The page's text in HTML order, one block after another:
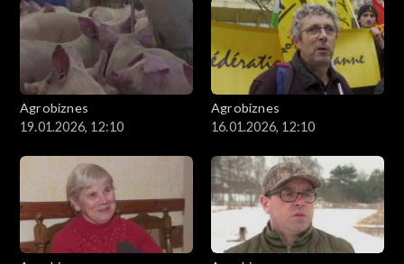
Agrobiznes
19.01.2026, 12:10
Agrobiznes
16.01.2026, 12:10